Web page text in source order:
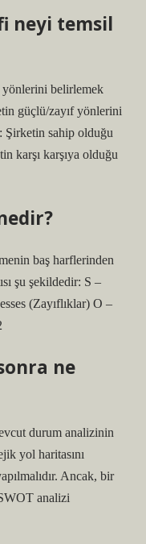
neyi temsil
belirlemek
güçlü/zayıf yönlerini
Şirketin sahip olduğu
karşı karşıya olduğu
baş harflerinden
şu şekildedir: S –
(Zayıflıklar) O –
ne
durum analizinin
yol haritasını
Ancak, bir
analizi